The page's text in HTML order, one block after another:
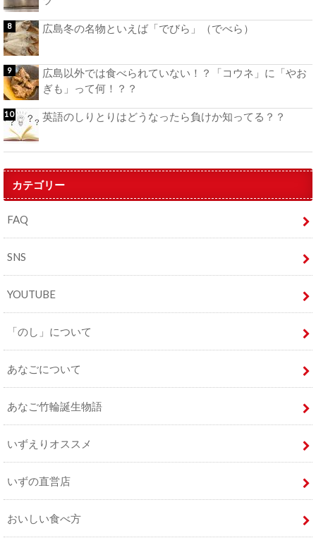
広島冬の名物といえば「でびら」（でべら）
広島以外では食べられていない！？「コウネ」に「やお
ぎも」って何！？？
英語のしりとりはどうなったら負けか知ってる？？
カテゴリー
FAQ
SNS
YOUTUBE
「のし」について
あなごについて
あなご竹輪誕生物語
いずえりオススメ
いずの直営店
おいしい食べ方